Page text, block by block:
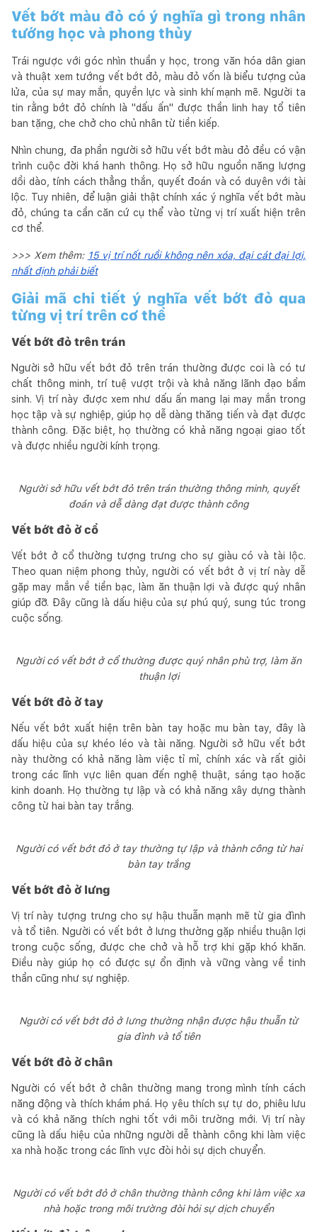
Vết bớt màu đỏ có ý nghĩa gì trong nhân
tướng học và phong thủy
Trái ngược với góc nhìn thuần y học, trong văn hóa dân gian
và thuật xem tướng vết bớt đỏ, màu đỏ vốn là biểu tượng của
lửa, của sự may mắn, quyền lực và sinh khí mạnh mẽ. Người ta
tin rằng bớt đỏ chính là "dấu ấn" được thần linh hay tổ tiên
ban tặng, che chở cho chủ nhân từ tiền kiếp.
Nhìn chung, đa phần người sở hữu vết bớt màu đỏ đều có vận
trình cuộc đời khá hanh thông. Họ sở hữu nguồn năng lượng
dồi dào, tính cách thẳng thắn, quyết đoán và có duyên với tài
lộc. Tuy nhiên, để luận giải thật chính xác ý nghĩa vết bớt màu
đỏ, chúng ta cần căn cứ cụ thể vào từng vị trí xuất hiện trên
cơ thể.
>>> Xem thêm: 15 vị trí nốt ruồi không nên xóa, đại cát đại lợi,
nhất định phải biết
Giải mã chi tiết ý nghĩa vết bớt đỏ qua
từng vị trí trên cơ thể
Vết bớt đỏ trên trán
Người sở hữu vết bớt đỏ trên trán thường được coi là có tư
chất thông minh, trí tuệ vượt trội và khả năng lãnh đạo bẩm
sinh. Vị trí này được xem như dấu ấn mang lại may mắn trong
học tập và sự nghiệp, giúp họ dễ dàng thăng tiến và đạt được
thành công. Đặc biệt, họ thường có khả năng ngoại giao tốt
và được nhiều người kính trọng.
Người sở hữu vết bớt đỏ trên trán thường thông minh, quyết
đoán và dễ dàng đạt được thành công
Vết bớt đỏ ở cổ
Vết bớt ở cổ thường tượng trưng cho sự giàu có và tài lộc.
Theo quan niệm phong thủy, người có vết bớt ở vị trí này dễ
gặp may mắn về tiền bạc, làm ăn thuận lợi và được quý nhân
giúp đỡ. Đây cũng là dấu hiệu của sự phú quý, sung túc trong
cuộc sống.
Người có vết bớt ở cổ thường được quý nhân phù trợ, làm ăn
thuận lợi
Vết bớt đỏ ở tay
Nếu vết bớt xuất hiện trên bàn tay hoặc mu bàn tay, đây là
dấu hiệu của sự khéo léo và tài năng. Người sở hữu vết bớt
này thường có khả năng làm việc tỉ mỉ, chính xác và rất giỏi
trong các lĩnh vực liên quan đến nghệ thuật, sáng tạo hoặc
kinh doanh. Họ thường tự lập và có khả năng xây dựng thành
công từ hai bàn tay trắng.
Người có vết bớt đỏ ở tay thường tự lập và thành công từ hai
bàn tay trắng
Vết bớt đỏ ở lưng
Vị trí này tượng trưng cho sự hậu thuẫn mạnh mẽ từ gia đình
và tổ tiên. Người có vết bớt ở lưng thường gặp nhiều thuận lợi
trong cuộc sống, được che chở và hỗ trợ khi gặp khó khăn.
Điều này giúp họ có được sự ổn định và vững vàng về tinh
thần cũng như sự nghiệp.
Người có vết bớt đỏ ở lưng thường nhận được hậu thuẫn từ
gia đình và tổ tiên
Vết bớt đỏ ở chân
Người có vết bớt ở chân thường mang trong mình tính cách
năng động và thích khám phá. Họ yêu thích sự tự do, phiêu lưu
và có khả năng thích nghi tốt với môi trường mới. Vị trí này
cũng là dấu hiệu của những người dễ thành công khi làm việc
xa nhà hoặc trong các lĩnh vực đòi hỏi sự dịch chuyển.
Người có vết bớt đỏ ở chân thường thành công khi làm việc xa
nhà hoặc trong môi trường đòi hỏi sự dịch chuyển